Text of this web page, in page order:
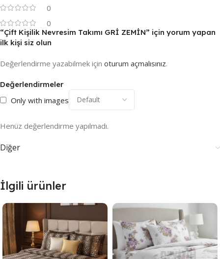
0
0
Değerlendirmeler
Only with images
Henüz değerlendirme yapılmadı.
“Çift Kişilik Nevresim Takımı GRİ ZEMİN” için yorum yapan
ilk kişi siz olun
Değerlendirme yazabilmek için oturum açmalısınız.
Diğer
İlgili ürünler